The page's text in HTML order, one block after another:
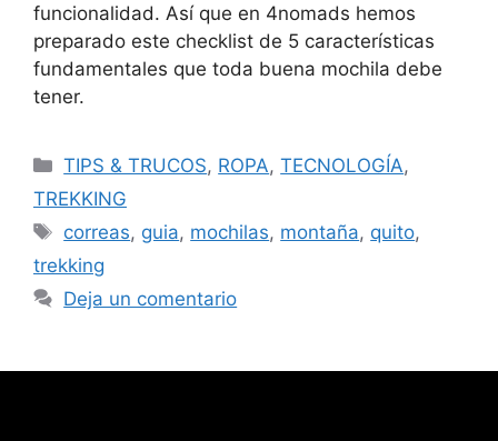
funcionalidad. Así que en 4nomads hemos
preparado este checklist de 5 características
fundamentales que toda buena mochila debe
tener.
TIPS & TRUCOS, ROPA,TECNOLOGÍA,
TREKKING
correas, guia, mochilas, montaña, quito,
trekking
Deja un comentario